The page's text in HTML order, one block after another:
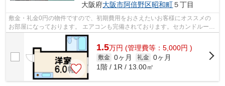
大阪府大阪市阿倍野区昭和町５丁目
敷金・礼金0円の物件ですので、初期費用をおさえたいお客様にオススメの
お部屋になっております。 エアコンも完備されております。セカンドルーム
としてもご活用ください！ ■□■□■□■□...
1.5万円 (管理費等：5,000円 )
敷金 0ヶ月 礼金 0ヶ月
1階 / 1R / 13.00㎡